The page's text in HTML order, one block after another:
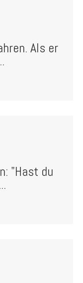
Als er
"Hast du